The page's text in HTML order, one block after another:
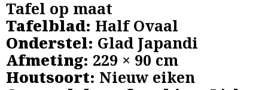
Tafel op maat
Tafelblad: Half Ovaal
Onderstel: Glad Japandi
Afmeting: 229 × 90 cm
Houtsoort: Nieuw eiken